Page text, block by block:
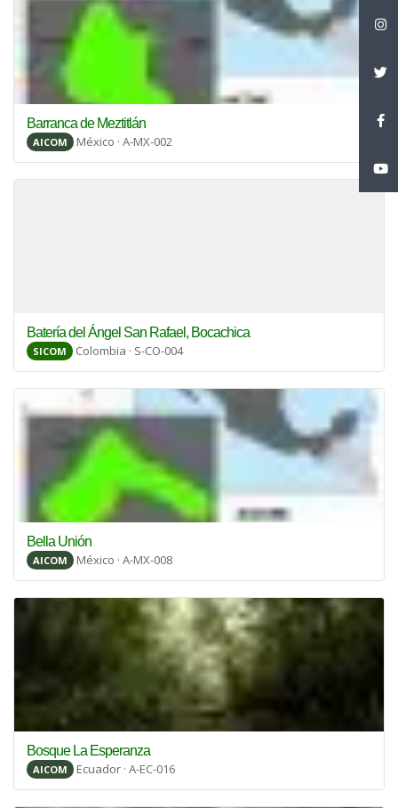
Barranca de Meztitlán
AICOM México · A-MX-002
Batería del Ángel San Rafael, Bocachica
SICOM Colombia · S-CO-004
Bella Unión
AICOM México · A-MX-008
Bosque La Esperanza
AICOM Ecuador · A-EC-016